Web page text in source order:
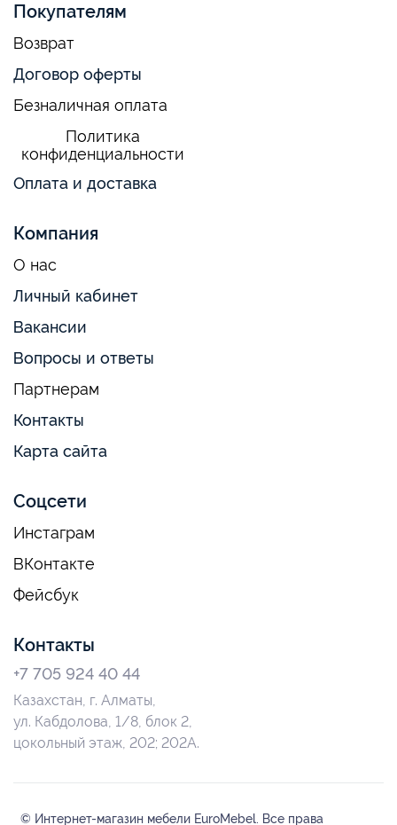
Покупателям
Возврат
Договор оферты
Безналичная оплата
Политика
конфиденциальности
Оплата и доставка
Компания
О нас
Личный кабинет
Вакансии
Вопросы и ответы
Партнерам
Контакты
Карта сайта
Соцсети
Инстаграм
ВКонтакте
Фейсбук
Контакты
+7 705 924 40 44
Казахстан, г. Алматы,
ул. Кабдолова, 1/8, блок 2,
цокольный этаж, 202; 202А.
© Интернет-магазин мебели EuroMebel. Все права